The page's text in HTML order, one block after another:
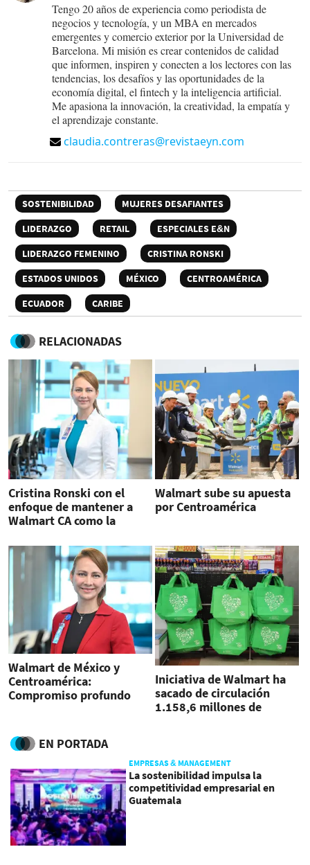
Tengo 20 años de experiencia como periodista de
negocios y tecnología, y un MBA en mercados
emergentes y comercio exterior por la Universidad de
Barcelona. Mi misión es crear contenidos de calidad
que informen, inspiren y conecten a los lectores con las
tendencias, los desafíos y las oportunidades de la
economía digital, el fintech y la inteligencia artificial.
Me apasiona la innovación, la creatividad, la empatía y
el aprendizaje constante.
claudia.contreras@revistaeyn.com
SOSTENIBILIDAD
MUJERES DESAFIANTES
LIDERAZGO
RETAIL
ESPECIALES E&N
LIDERAZGO FEMENINO
CRISTINA RONSKI
ESTADOS UNIDOS
MÉXICO
CENTROAMÉRICA
ECUADOR
CARIBE
RELACIONADAS
Cristina Ronski con el
enfoque de mantener a
Walmart CA como la
crecimiento en la región
Walmart sube su apuesta
por Centroamérica
Walmart de México y
Centroamérica:
Compromiso profundo
Iniciativa de Walmart ha
sacado de circulación
1.158,6 millones de
EN PORTADA
EMPRESAS & MANAGEMENT
La sostenibilidad impulsa la
competitividad empresarial en
Guatemala